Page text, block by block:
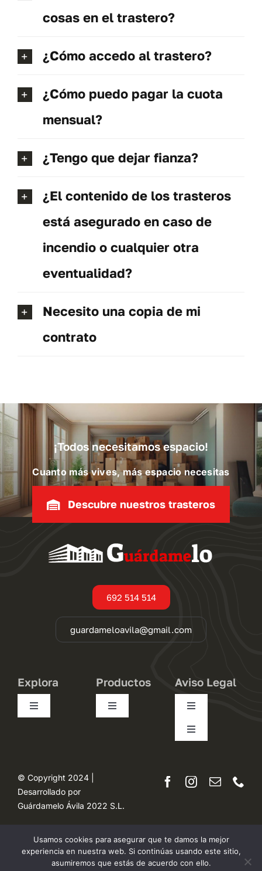
cosas en el trastero?
¿Cómo accedo al trastero?
¿Cómo puedo pagar la cuota
mensual?
¿Tengo que dejar fianza?
¿El contenido de los trasteros
está asegurado en caso de
incendio o cualquier otra
eventualidad?
Necesito una copia de mi
contrato
¡Todos necesitamos espacio!
Cuanto más vives, más espacio necesitas
Descubre nuestros trasteros
692 514 514
guardameloavila@gmail.com
Explora
Toggle
Trasteros
Mudanzas
Productos
Toggle
Medianos
Precios
Aviso Legal
Toggle
Navigation
Política de privacidad
Ley de cookies
Toggle
Mapa del sitio
Accesibilidad
© Copyright 2024 |
Desarrollado por
Guárdamelo Ávila 2022 S.L.
Usamos cookies para asegurar que te damos la mejor
experiencia en nuestra web. Si continúas usando este sitio,
asumiremos que estás de acuerdo con ello.